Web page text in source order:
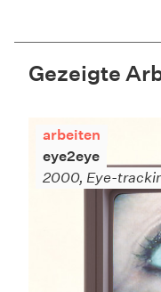
Gezeigte
arbeiten
eye2eye
2000, Eye-